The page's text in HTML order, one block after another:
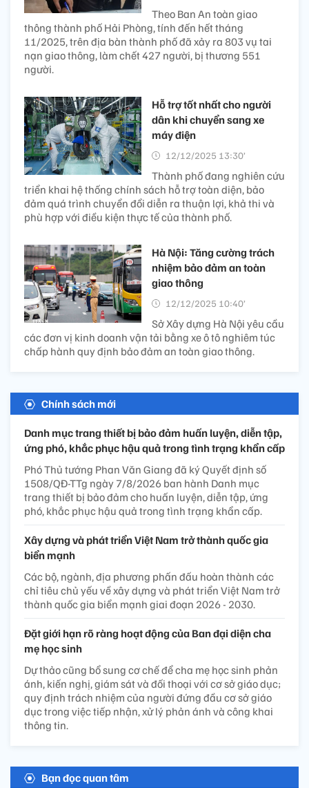
Theo Ban An toàn giao
thông thành phố Hải Phòng, tính đến hết tháng
11/2025, trên địa bàn thành phố đã xảy ra 803 vụ tai
nạn giao thông, làm chết 427 người, bị thương 551
người.
Hỗ trợ tốt nhất cho người
dân khi chuyển sang xe
máy điện
12/12/2025 13:30’
Thành phố đang nghiên cứu
triển khai hệ thống chính sách hỗ trợ toàn diện, bảo
đảm quá trình chuyển đổi diễn ra thuận lợi, khả thi và
phù hợp với điều kiện thực tế của thành phố.
Hà Nội: Tăng cường trách
nhiệm bảo đảm an toàn
giao thông
12/12/2025 10:40’
Sở Xây dựng Hà Nội yêu cầu
các đơn vị kinh doanh vận tải bằng xe ô tô nghiêm túc
chấp hành quy định bảo đảm an toàn giao thông.
Chính sách mới
Danh mục trang thiết bị bảo đảm huấn luyện, diễn tập,
ứng phó, khắc phục hậu quả trong tình trạng khẩn cấp
Phó Thủ tướng Phan Văn Giang đã ký Quyết định số
1508/QĐ-TTg ngày 7/8/2026 ban hành Danh mục
trang thiết bị bảo đảm cho huấn luyện, diễn tập, ứng
phó, khắc phục hậu quả trong tình trạng khẩn cấp.
Xây dựng và phát triển Việt Nam trở thành quốc gia
biển mạnh
Các bộ, ngành, địa phương phấn đấu hoàn thành các
chỉ tiêu chủ yếu về xây dựng và phát triển Việt Nam trở
thành quốc gia biển mạnh giai đoạn 2026 - 2030.
Đặt giới hạn rõ ràng hoạt động của Ban đại diện cha
mẹ học sinh
Dự thảo cũng bổ sung cơ chế để cha mẹ học sinh phản
ánh, kiến nghị, giám sát và đối thoại với cơ sở giáo dục;
quy định trách nhiệm của người đứng đầu cơ sở giáo
dục trong việc tiếp nhận, xử lý phản ánh và công khai
thông tin.
Bạn đọc quan tâm